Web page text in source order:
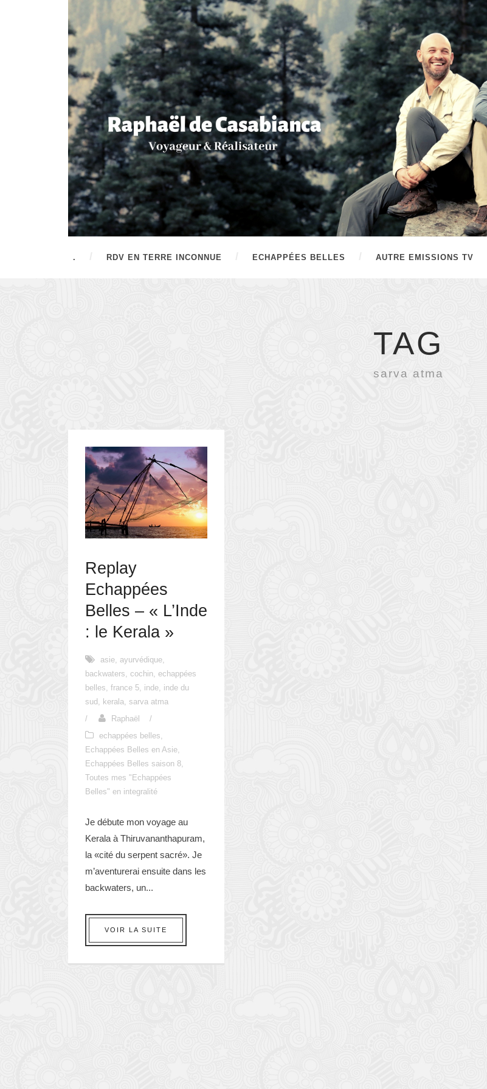
. RDV EN TERRE INCONNUE ECHAPPÉES BELLES AUTRE EMISSIONS TV
TAG
sarva atma
Replay
Echappées
Belles – « L’Inde
: le Kerala »
asie ayurvédique
backwaters cochin echappées
belles france 5 inde inde du
sud
kerala sarva atma
/
Raphaël
/
echappées belles
Echappées Belles en Asie
Echappées Belles saison 8
Toutes mes "Echappées
Belles" en integralité
Je débute mon voyage au
Kerala à Thiruvananthapuram,
la «cité du serpent sacré». Je
m’aventurerai ensuite dans les
backwaters, un...
VOIR LA SUITE